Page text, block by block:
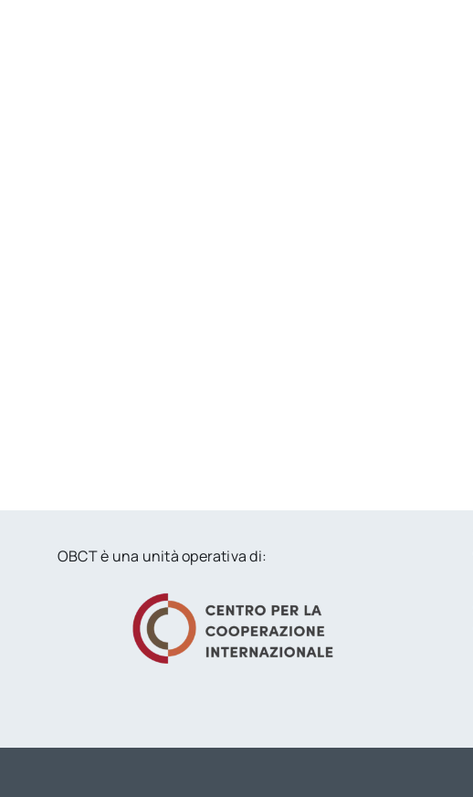
OBCT è una unità operativa di: